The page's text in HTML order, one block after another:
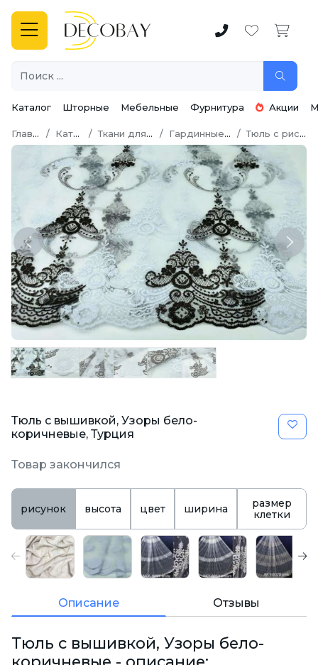
Каталог Шторные Мебельные Фурнитура Акции
Главная Каталог Ткани для штор Гардинные ткани Тюль с рисунком
Previous Next
Тюль с вышивкой, Узоры бело-
коричневые, Турция
Товар закончился
рисунок высота цвет ширина
размер
клетки
Описание Отзывы
Тюль с вышивкой, Узоры бело-
коричневые - описание: